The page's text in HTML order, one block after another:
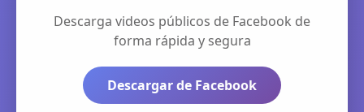
Descarga videos públicos de Facebook de
forma rápida y segura
Descargar de Facebook